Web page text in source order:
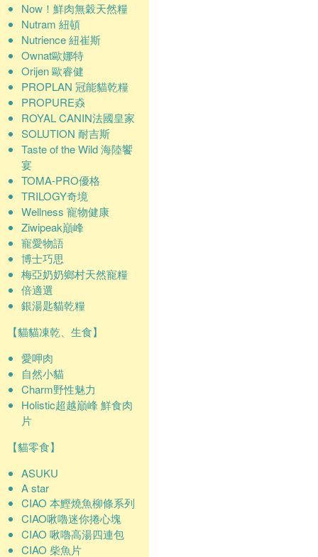
Now！鮮肉無穀天然糧
Nutram 紐頓
Nutrience 紐崔斯
Ownat歐娜特
Orijen 歐睿健
PROPLAN 冠能貓乾糧
PROPURE猋
ROYAL CANIN法國皇家
SOLUTION 耐吉斯
Taste of the Wild 海陸饗
宴
TOMA-PRO優格
TRILOGY奇境
Wellness 寵物健康
Ziwipeak巔峰
寵愛物語
博士巧思
梅亞奶奶鄉村天然寵糧
倍適選
銀湯匙貓乾糧
【貓貓凍乾、生食】
愛呷肉
自然小貓
Charm野性魅力
Holistic超越巔峰 鮮食肉
片
【貓零食】
ASUKU
A star
CIAO 本鰹燒魚柳條系列
CIAO啾嚕迷你捲心塊
CIAO 啾嚕高湯四連包
CIAO 柴魚片